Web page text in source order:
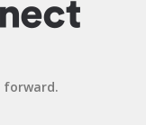
forward.